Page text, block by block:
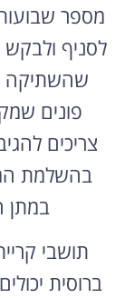
מספר
לסניף
שהשתיקה
פונים
צריכים
בהשלמת
במתן
תושבי
ברוסית